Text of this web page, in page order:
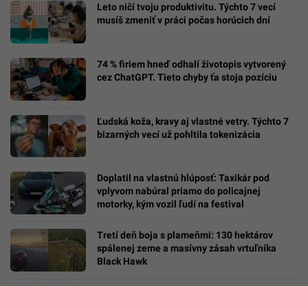
Leto ničí tvoju produktivitu. Týchto 7 vecí
musíš zmeniť v práci počas horúcich dní
74 % firiem hneď odhalí životopis vytvorený
cez ChatGPT. Tieto chyby ťa stoja pozíciu
Ľudská koža, kravy aj vlastné vetry. Týchto 7
bizarných vecí už pohltila tokenizácia
Doplatil na vlastnú hlúposť: Taxikár pod
vplyvom nabúral priamo do policajnej
motorky, kým vozil ľudí na festival
Tretí deň boja s plameňmi: 130 hektárov
spálenej zeme a masívny zásah vrtuľníka
Black Hawk